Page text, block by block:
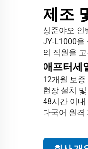
제조
싱준야오 인
JY-L1000을
의 직원을
애프터세
12개월 보증
현장 설치
48시간 이내
다국어 원격